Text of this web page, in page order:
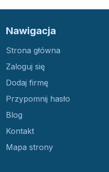
Nawigacja
Strona główna
Zaloguj się
Dodaj firmę
Przypomnij hasło
Blog
Kontakt
Mapa strony